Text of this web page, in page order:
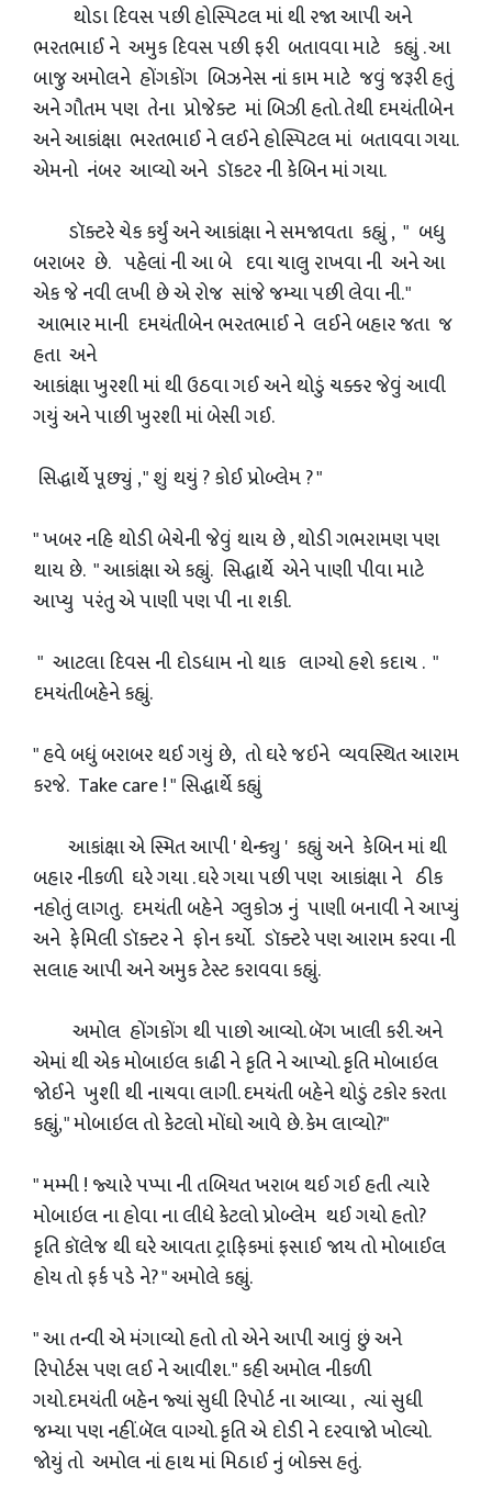
થોડા દિવસ પછી હોસ્પિટલ માં થી રજા આપી અને
ભરતભાઈ ને અમુક દિવસ પછી ફરી બતાવવા માટે કહ્યું . આ
બાજુ અમોલને હોંગકોંગ બિઝનેસ નાં કામ માટે જવું જરૂરી હતું
અને ગૌતમ પણ તેના પ્રોજેક્ટ માં બિઝી હતો. તેથી દમયંતીબેન
અને આકાંક્ષા ભરતભાઈ ને લઈને હોસ્પિટલ માં બતાવવા ગયા.
એમનો નંબર આવ્યો અને ડૉકટર ની કેબિન માં ગયા.
ડૉક્ટરે ચેક કર્યું અને આકાંક્ષા ને સમજાવતા કહ્યું , " બધુ
બરાબર છે. પહેલાં ની આ બે દવા ચાલુ રાખવા ની અને આ
એક જે નવી લખી છે એ રોજ સાંજે જમ્યા પછી લેવા ની. "
આભાર માની દમયંતીબેન ભરતભાઈ ને લઈને બહાર જતા જ
હતા અને
આકાંક્ષા ખુરશી માં થી ઉઠવા ગઈ અને થોડું ચક્કર જેવું આવી
ગયું અને પાછી ખુરશી માં બેસી ગઈ.
સિદ્ધાર્થે પૂછ્યું , " શું થયું ? કોઈ પ્રોબ્લેમ ? "
" ખબર નહિ થોડી બેચેની જેવું થાય છે , થોડી ગભરામણ પણ
થાય છે. " આકાંક્ષા એ કહ્યું. સિદ્ધાર્થે એને પાણી પીવા માટે
આપ્યુ પરંતુ એ પાણી પણ પી ના શકી.
" આટલા દિવસ ની દોડધામ નો થાક લાગ્યો હશે કદાચ . "
દમયંતીબહેને કહ્યું.
" હવે બધું બરાબર થઈ ગયું છે, તો ઘરે જઈને વ્યવસ્થિત આરામ
કરજે. Take care ! " સિદ્ધાર્થે કહ્યું
આકાંક્ષા એ સ્મિત આપી ' થેન્ક્યુ ' કહ્યું અને કેબિન માં થી
બહાર નીકળી ઘરે ગયા . ઘરે ગયા પછી પણ આકાંક્ષા ને ઠીક
નહોતું લાગતુ. દમયંતી બહેને ગ્લુકોઝ નું પાણી બનાવી ને આપ્યું
અને ફેમિલી ડૉક્ટર ને ફોન કર્યો. ડૉક્ટરે પણ આરામ કરવા ની
સલાહ આપી અને અમુક ટેસ્ટ કરાવવા કહ્યું.
અમોલ હોંગકોંગ થી પાછો આવ્યો. બૅગ ખાલી કરી. અને
એમાં થી એક મોબાઇલ કાઢી ને કૃતિ ને આપ્યો. કૃતિ મોબાઇલ
જોઈને ખુશી થી નાચવા લાગી. દમયંતી બહેને થોડું ટકોર કરતા
કહ્યું, " મોબાઇલ તો કેટલો મોંઘો આવે છે. કેમ લાવ્યો?"
" મમ્મી ! જ્યારે પપ્પા ની તબિયત ખરાબ થઈ ગઈ હતી ત્યારે
મોબાઇલ ના હોવા ના લીધે કેટલો પ્રોબ્લેમ થઈ ગયો હતો?
કૃતિ કૉલેજ થી ઘરે આવતા ટ્રાફિકમાં ફસાઈ જાય તો મોબાઈલ
હોય તો ફર્ક પડે ને? " અમોલે કહ્યું.
" આ તન્વી એ મંગાવ્યો હતો તો એને આપી આવું છું અને
રિપોર્ટસ પણ લઈ ને આવીશ. " કહી અમોલ નીકળી
ગયો.દમયંતી બહેન જ્યાં સુધી રિપોર્ટ ના આવ્યા , ત્યાં સુધી
જમ્યા પણ નહીં.બૅલ વાગ્યો. કૃતિ એ દોડી ને દરવાજો ખોલ્યો.
જોયું તો અમોલ નાં હાથ માં મિઠાઈ નું બોક્સ હતું.